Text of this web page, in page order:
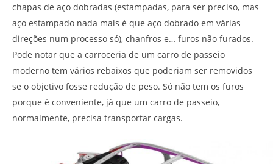
chapas de aço dobradas (estampadas, para ser preciso, mas
aço estampado nada mais é que aço dobrado em várias
direções num processo só), chanfros e… furos não furados.
Pode notar que a carroceria de um carro de passeio
moderno tem vários rebaixos que poderiam ser removidos
se o objetivo fosse redução de peso. Só não tem os furos
porque é conveniente, já que um carro de passeio,
normalmente, precisa transportar cargas.